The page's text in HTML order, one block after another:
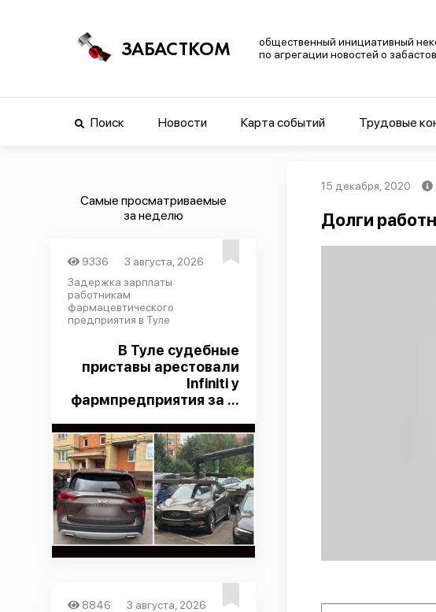
ЗАБАСТКОМ
общественный инициативный
по агрегации новостей о
Поиск Новости Карта событий Трудовые
Самые просматриваемые
за неделю
9336
3 августа, 2026
Задержка зарплаты
работникам
фармацевтического
предприятия в Туле
В Туле судебные
приставы арестовали
Infiniti у
фармпредприятия за ...
8846
3 августа, 2026
15 декабря, 2020
Долги